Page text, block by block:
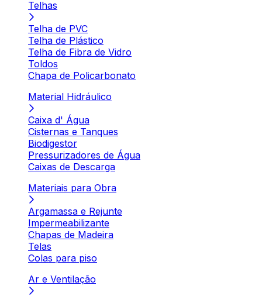
Telhas
Telha de PVC
Telha de Plástico
Telha de Fibra de Vidro
Toldos
Chapa de Policarbonato
Material Hidráulico
Caixa d' Água
Cisternas e Tanques
Biodigestor
Pressurizadores de Água
Caixas de Descarga
Materiais para Obra
Argamassa e Rejunte
Impermeabilizante
Chapas de Madeira
Telas
Colas para piso
Ar e Ventilação